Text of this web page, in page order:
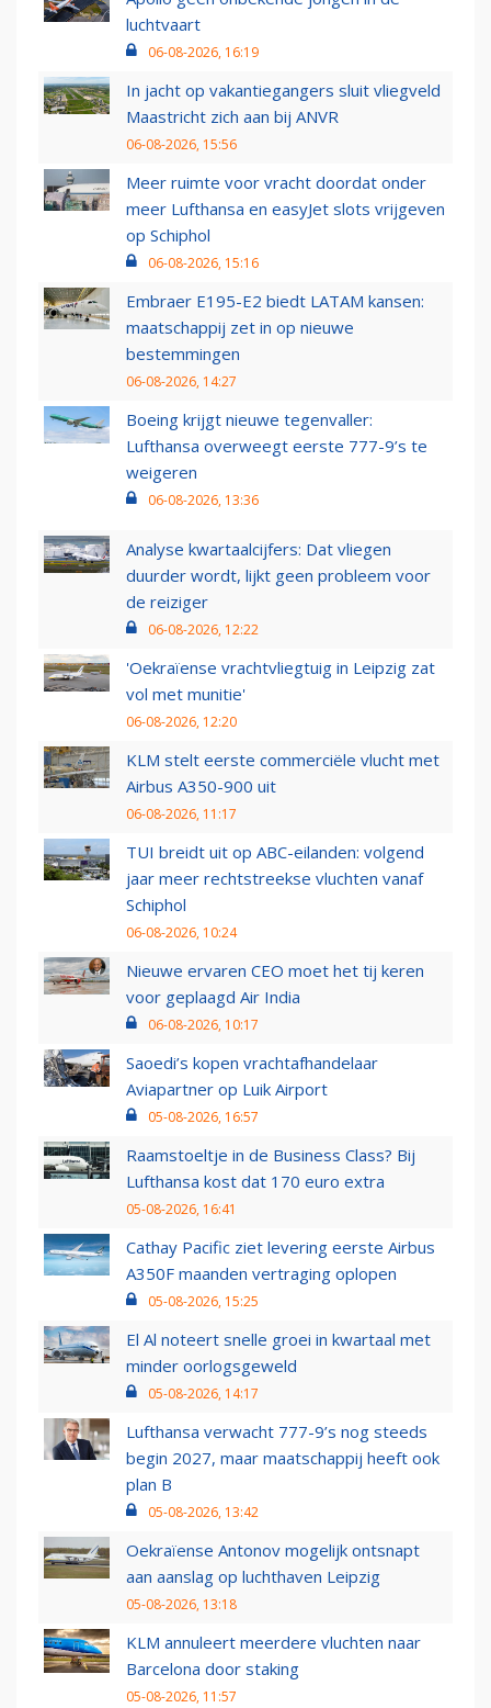
luchtvaart
06-08-2026, 16:19
In jacht op vakantiegangers sluit vliegveld
Maastricht zich aan bij ANVR
06-08-2026, 15:56
Meer ruimte voor vracht doordat onder
meer Lufthansa en easyJet slots vrijgeven
op Schiphol
06-08-2026, 15:16
Embraer E195-E2 biedt LATAM kansen:
maatschappij zet in op nieuwe
bestemmingen
06-08-2026, 14:27
Boeing krijgt nieuwe tegenvaller:
Lufthansa overweegt eerste 777-9’s te
weigeren
06-08-2026, 13:36
Analyse kwartaalcijfers: Dat vliegen
duurder wordt, lijkt geen probleem voor
de reiziger
06-08-2026, 12:22
'Oekraïense vrachtvliegtuig in Leipzig zat
vol met munitie'
06-08-2026, 12:20
KLM stelt eerste commerciële vlucht met
Airbus A350-900 uit
06-08-2026, 11:17
TUI breidt uit op ABC-eilanden: volgend
jaar meer rechtstreekse vluchten vanaf
Schiphol
06-08-2026, 10:24
Nieuwe ervaren CEO moet het tij keren
voor geplaagd Air India
06-08-2026, 10:17
Saoedi’s kopen vrachtafhandelaar
Aviapartner op Luik Airport
05-08-2026, 16:57
Raamstoeltje in de Business Class? Bij
Lufthansa kost dat 170 euro extra
05-08-2026, 16:41
Cathay Pacific ziet levering eerste Airbus
A350F maanden vertraging oplopen
05-08-2026, 15:25
El Al noteert snelle groei in kwartaal met
minder oorlogsgeweld
05-08-2026, 14:17
Lufthansa verwacht 777-9’s nog steeds
begin 2027, maar maatschappij heeft ook
plan B
05-08-2026, 13:42
Oekraïense Antonov mogelijk ontsnapt
aan aanslag op luchthaven Leipzig
05-08-2026, 13:18
KLM annuleert meerdere vluchten naar
Barcelona door staking
05-08-2026, 11:57